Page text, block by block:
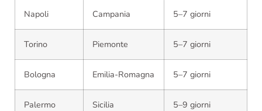
Napoli Campania 5–7 giorni
Torino Piemonte 5–7 giorni
Bologna Emilia-Romagna 5–7 giorni
Palermo Sicilia 5–9 giorni